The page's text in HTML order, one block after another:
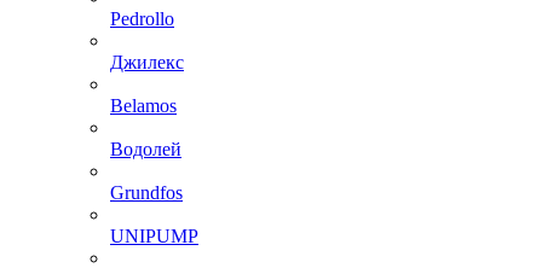
Pedrollo
Джилекс
Belamos
Водолей
Grundfos
UNIPUMP